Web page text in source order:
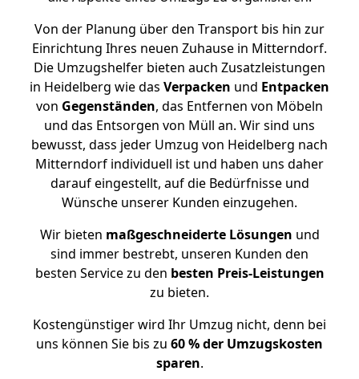
Von der Planung über den Transport bis hin zur
Einrichtung Ihres neuen Zuhause in Mitterndorf.
Die Umzugshelfer bieten auch Zusatzleistungen
in Heidelberg wie das Verpacken und Entpacken
von Gegenständen, das Entfernen von Möbeln
und das Entsorgen von Müll an. Wir sind uns
bewusst, dass jeder Umzug von Heidelberg nach
Mitterndorf individuell ist und haben uns daher
darauf eingestellt, auf die Bedürfnisse und
Wünsche unserer Kunden einzugehen.
Wir bieten maßgeschneiderte Lösungen und
sind immer bestrebt, unseren Kunden den
besten Service zu den besten Preis-Leistungen
zu bieten.
Kostengünstiger wird Ihr Umzug nicht, denn bei
uns können Sie bis zu 60 % der Umzugskosten
sparen.